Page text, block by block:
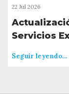
22 Jul 2026
Servicios
Seguir leyendo...